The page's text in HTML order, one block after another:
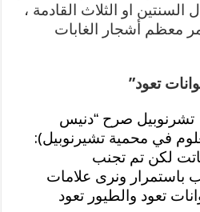
او الثلاث القادمة ،
معظم أشجار الغابات
تعود”
تشرنوبيل صرح “دنيس
في محمية تشيرنوبيل):
لكن تم تجنب
باستمرار ونرى علامات
تعود والطيور تعود